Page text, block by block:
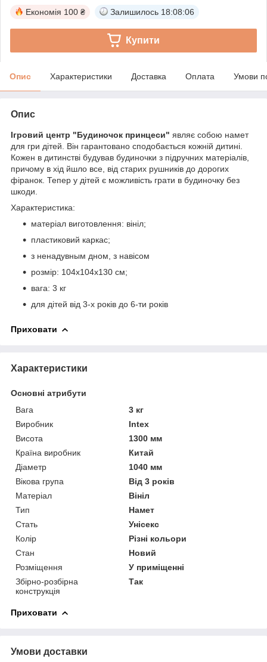
Економія 100 ₴ Залишилось 18:08:06
Купити
Опис Характеристики Доставка Оплата Умови
Опис
Ігровий центр "Будиночок принцеси" являє собою намет
для гри дітей. Він гарантовано сподобається кожній дитині.
Кожен в дитинстві будував будиночки з підручних матеріалів,
причому в хід йшло все, від старих рушників до дорогих
фіранок. Тепер у дітей є можливість грати в будиночку без
шкоди.
Характеристика:
матеріал виготовлення: вініл;
пластиковий каркас;
з ненадувным дном, з навісом
розмір: 104х104х130 см;
вага: 3 кг
для дітей від 3-х років до 6-ти років
Приховати
Характеристики
Основні атрибути
Вага
3 кг
Виробник
Intex
Висота
1300 мм
Країна виробник
Китай
Діаметр
1040 мм
Вікова група
Від 3 років
Матеріал
Вініл
Тип
Намет
Стать
Унісекс
Колір
Різні кольори
Стан
Новий
Розміщення
У приміщенні
Збірно-розбірна
конструкція
Так
Приховати
Умови доставки